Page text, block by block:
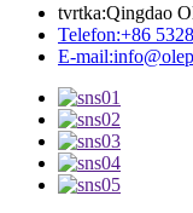
tvrtka:Qingdao
Telefon:+86
E-mail: